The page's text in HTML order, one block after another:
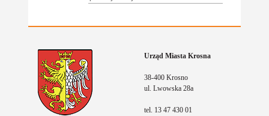
Urząd Miasta Krosna
38-400 Krosno
ul. Lwowska 28a
tel. 13 47 430 01